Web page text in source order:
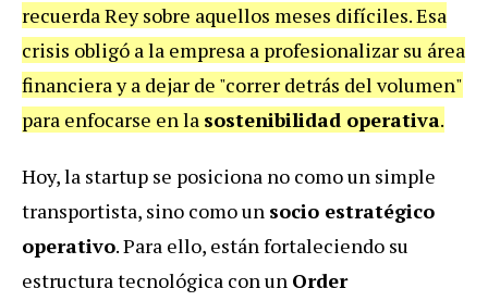
recuerda Rey sobre aquellos meses difíciles. Esa
crisis obligó a la empresa a profesionalizar su área
financiera y a dejar de "correr detrás del volumen"
para enfocarse en la sostenibilidad operativa.
Hoy, la startup se posiciona no como un simple
transportista, sino como un socio estratégico
operativo. Para ello, están fortaleciendo su
estructura tecnológica con un Order